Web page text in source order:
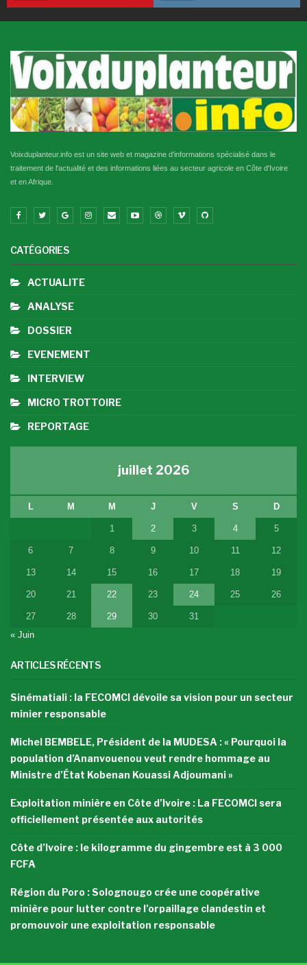
Voixduplanteur.info est un site web et magazine d'informations spécialisé dans le
traitement de l'actualité et des informations liées au secteur agricole en Côte d'Ivoire
et en Afrique.
CATÉGORIES
ACTUALITE
ANALYSE
DOSSIER
EVENEMENT
INTERVIEW
MICRO TROTTOIRE
REPORTAGE
juillet 2026
L M M J V S D
1 2 3 4 5
6 7 8 9 10 11 12
13 14 15 16 17 18 19
20 21 22 23 24 25 26
27 28 29 30
31
« Juin
ARTICLES RÉCENTS
Sinématiali : la FECOMCI dévoile sa vision pour un secteur
minier responsable
Michel BEMBELE, Président de la MUDESA : « Pourquoi la
population d’Ananvouenou veut rendre hommage au
Ministre d’État Kobenan Kouassi Adjoumani »
Exploitation minière en Côte d’Ivoire : La FECOMCI sera
officiellement présentée aux autorités
Côte d’Ivoire : le kilogramme du gingembre est à 3 000
FCFA
Région du Poro : Solognougo crée une coopérative
minière pour lutter contre l’orpaillage clandestin et
promouvoir une exploitation responsable